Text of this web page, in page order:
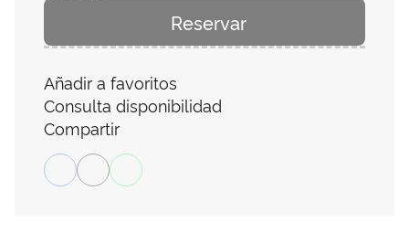
Reservar
Añadir a favoritos
Consulta disponibilidad
Compartir